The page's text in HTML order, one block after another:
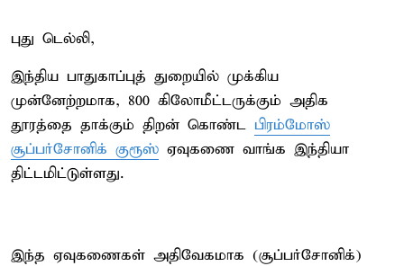
புது டெல்லி,
இந்திய பாதுகாப்புத் துறையில் முக்கிய
முன்னேற்றமாக, 800 கிலோமீட்டருக்கும் அதிக
தூரத்தை தாக்கும் திறன் கொண்ட பிரம்மோஸ்
சூப்பர்சோனிக் குரூஸ் ஏவுகணை வாங்க இந்தியா
திட்டமிட்டுள்ளது.
இந்த ஏவுகணைகள் அதிவேகமாக (சூப்பர்சோனிக்)